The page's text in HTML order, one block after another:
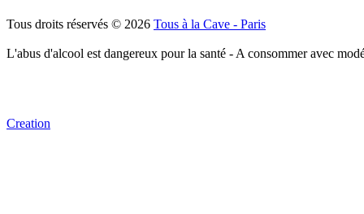
Tous droits réservés © 2026 Tous à la Cave - Paris
L'abus d'alcool est dangereux pour la santé - A consommer avec
Creation